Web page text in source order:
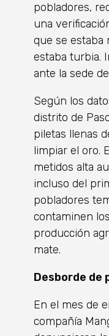
pobladores,
una
que se estaba
estaba turbia.
ante la sede
Según los
distrito de
piletas llenas
limpiar el oro.
metidos alta
incluso del
pobladores
contaminen
producción
mate.
Desborde de
En el mes de
compañía